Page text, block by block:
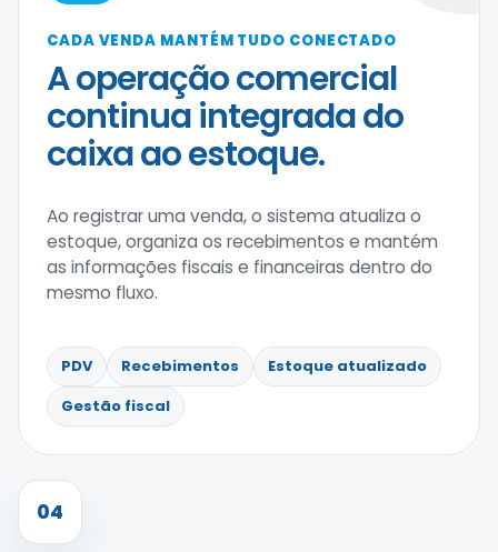
CADA VENDA MANTÉM TUDO CONECTADO
A operação comercial
continua integrada do
caixa ao estoque.
Ao registrar uma venda, o sistema atualiza o
estoque, organiza os recebimentos e mantém
as informações fiscais e financeiras dentro do
mesmo fluxo.
PDV Recebimentos
Estoque atualizado
Gestão fiscal
04